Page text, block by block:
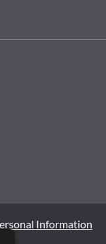
Information